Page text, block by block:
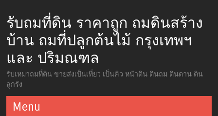
รับถมที่ดิน ราคาถูก ถมดินสร้าง
บ้าน ถมที่ปลูกต้นไม้ กรุงเทพฯ
และ ปริมณฑล
รับเหมาถมที่ดิน ขายส่งเป็นเที่ยว เป็นคิว หน้าดิน ดินถม ดินดาน ดิน
ลูกรัง
Menu